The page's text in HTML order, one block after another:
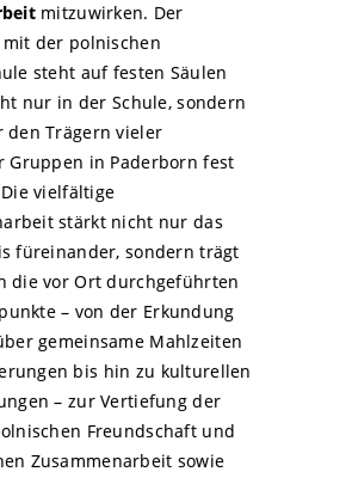
mitzuwirken. Der
mit der polnischen
steht auf festen Säulen
nur in der Schule, sondern
den Trägern vieler
Gruppen in Paderborn fest
vielfältige
stärkt nicht nur das
füreinander, sondern trägt
die vor Ort durchgeführten
– von der Erkundung
gemeinsame Mahlzeiten
bis hin zu kulturellen
– zur Vertiefung der
Freundschaft und
Zusammenarbeit sowie